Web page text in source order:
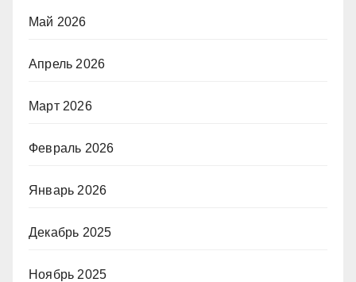
Май 2026
Апрель 2026
Март 2026
Февраль 2026
Январь 2026
Декабрь 2025
Ноябрь 2025